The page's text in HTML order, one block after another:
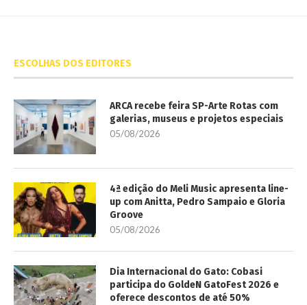
ESCOLHAS DOS EDITORES
ARCA recebe feira SP-Arte Rotas com
galerias, museus e projetos especiais
05/08/2026
4ª edição do Meli Music apresenta line-
up com Anitta, Pedro Sampaio e Gloria
Groove
05/08/2026
Dia Internacional do Gato: Cobasi
participa do GoldeN GatoFest 2026 e
oferece descontos de até 50%